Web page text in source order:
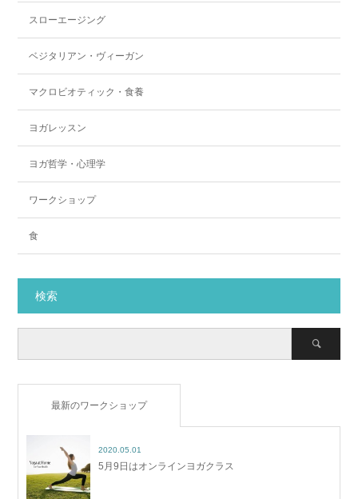
スローエージング
ベジタリアン・ヴィーガン
マクロビオティック・食養
ヨガレッスン
ヨガ哲学・心理学
ワークショップ
食
検索
最新のワークショップ
2020.05.01
5月9日はオンラインヨガクラス